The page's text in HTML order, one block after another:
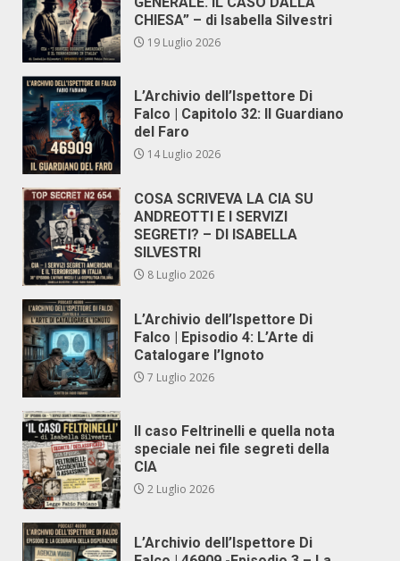
CHIESA” – di Isabella Silvestri
19 Luglio 2026
L’Archivio dell’Ispettore Di
Falco | Capitolo 32: Il Guardiano
del Faro
14 Luglio 2026
COSA SCRIVEVA LA CIA SU
ANDREOTTI E I SERVIZI
SEGRETI? – DI ISABELLA
SILVESTRI
8 Luglio 2026
L’Archivio dell’Ispettore Di
Falco | Episodio 4: L’Arte di
Catalogare l’Ignoto
7 Luglio 2026
Il caso Feltrinelli e quella nota
speciale nei file segreti della
CIA
2 Luglio 2026
L’Archivio dell’Ispettore Di